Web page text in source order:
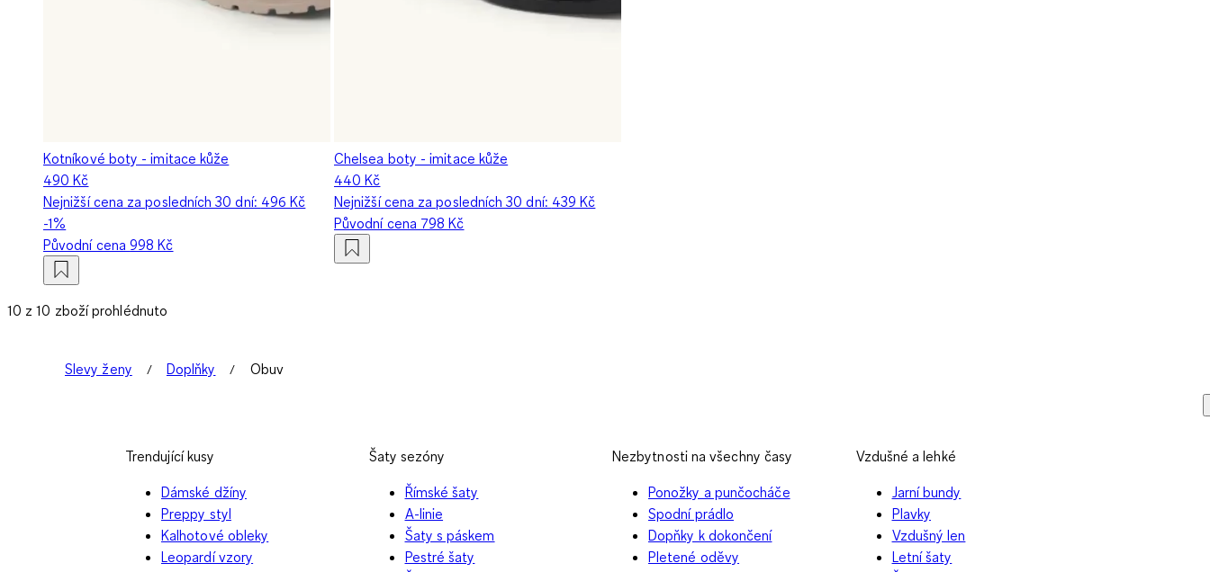
Kotníkové boty - imitace kůže
490 Kč
Nejnižší cena za posledních 30 dní: 496 Kč
-1%
Původní cena998 Kč
Chelsea boty - imitace kůže
440 Kč
Nejnižší cena za posledních 30 dní: 439 Kč
Původní cena 798 Kč
10 z 10 zboží prohlédnuto
Slevy ženy Doplňky Obuv
Trendující kusy
Dámské džíny
Preppy styl
Kalhotové obleky
Leopardí vzory
Šaty sezóny
Římské šaty
A-linie
Šaty s páskem
Pestré šaty
Nezbytnosti na všechny časy
Ponožky a punčocháče
Spodní prádlo
Dopňky k dokončení
Pletené oděvy
Vzdušné a lehké
Jarní bundy
Plavky
Vzdušný len
Letní šaty